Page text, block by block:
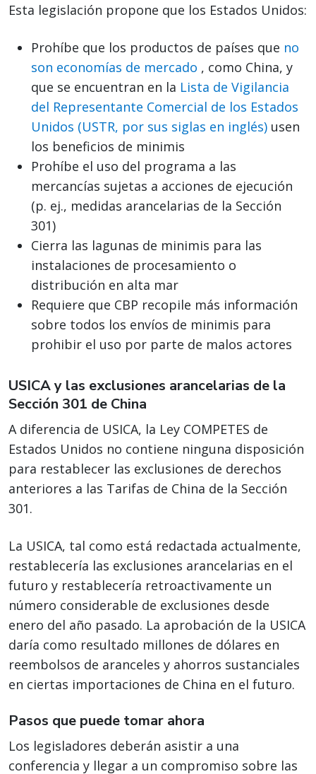
Esta legislación propone que los Estados Unidos:
Prohíbe que los productos de países que no
son economías de mercado , como China, y
que se encuentran en la Lista de Vigilancia
del Representante Comercial de los Estados
Unidos (USTR, por sus siglas en inglés) usen
los beneficios de minimis
Prohíbe el uso del programa a las
mercancías sujetas a acciones de ejecución
(p. ej., medidas arancelarias de la Sección
301)
Cierra las lagunas de minimis para las
instalaciones de procesamiento o
distribución en alta mar
Requiere que CBP recopile más información
sobre todos los envíos de minimis para
prohibir el uso por parte de malos actores
USICA y las exclusiones arancelarias de la
Sección 301 de China
A diferencia de USICA, la Ley COMPETES de
Estados Unidos no contiene ninguna disposición
para restablecer las exclusiones de derechos
anteriores a las Tarifas de China de la Sección
301.
La USICA, tal como está redactada actualmente,
restablecería las exclusiones arancelarias en el
futuro y restablecería retroactivamente un
número considerable de exclusiones desde
enero del año pasado. La aprobación de la USICA
daría como resultado millones de dólares en
reembolsos de aranceles y ahorros sustanciales
en ciertas importaciones de China en el futuro.
Pasos que puede tomar ahora
Los legisladores deberán asistir a una
conferencia y llegar a un compromiso sobre las